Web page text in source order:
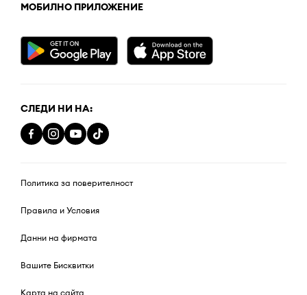
МОБИЛНО ПРИЛОЖЕНИЕ
СЛЕДИ НИ НА:
Политика за поверителност
Правила и Условия
Данни на фирмата
Вашите Бисквитки
Карта на сайта